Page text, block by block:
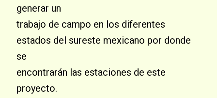
generar un
trabajo de campo en los diferentes
estados del sureste mexicano por donde
se
encontrarán las estaciones de este
proyecto.